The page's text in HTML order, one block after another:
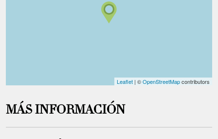
Leaflet | ©OpenStreetMapcontributors
MÁS INFORMACIÓN